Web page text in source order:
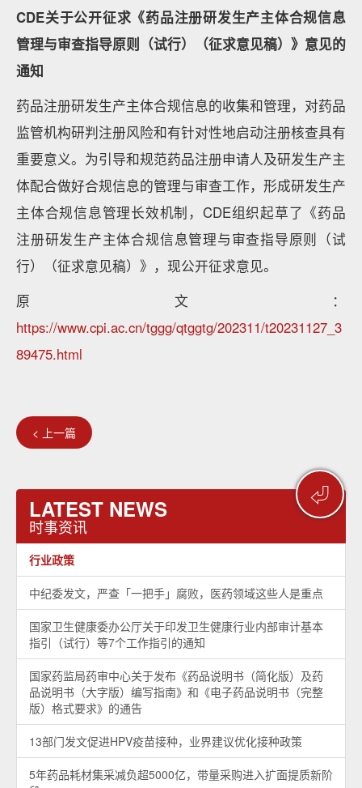
⏎
CDE关于公开征求《药品注册研发生产主体合规信息
管理与审查指导原则（试行）（征求意见稿）》意见的
通知
药品注册研发生产主体合规信息的收集和管理，对药品
监管机构研判注册风险和有针对性地启动注册核查具有
重要意义。为引导和规范药品注册申请人及研发生产主
体配合做好合规信息的管理与审查工作，形成研发生产
主体合规信息管理长效机制，CDE组织起草了《药品
注册研发生产主体合规信息管理与审查指导原则（试
行）（征求意见稿）》，现公开征求意见。
原文：
https://www.cpi.ac.cn/tggg/qtggtg/202311/t20231127_3
89475.html
< 上一篇
LATEST NEWS
时事资讯
行业政策
中纪委发文，严查「一把手」腐败，医药领域这些人是重点
国家卫生健康委办公厅关于印发卫生健康行业内部审计基本
指引（试行）等7个工作指引的通知
国家药监局药审中心关于发布《药品说明书（简化版）及药
品说明书（大字版）编写指南》和《电子药品说明书（完整
版）格式要求》的通告
13部门发文促进HPV疫苗接种，业界建议优化接种政策
5年药品耗材集采减负超5000亿，带量采购进入扩面提质新阶